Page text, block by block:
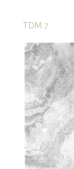
TDM 7